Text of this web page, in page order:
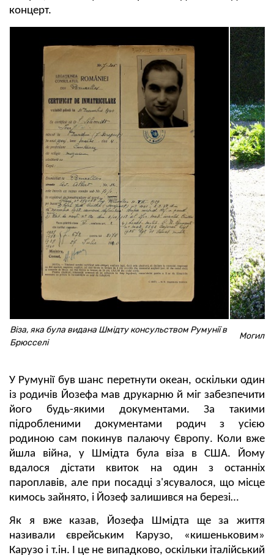
концерт.
Віза, яка була видана Шмідту консульством Румунії в
Брюсселі
Могила
У Румунії був шанс перетнути океан, оскільки один
із родичів Йозефа мав друкарню й міг забезпечити
його будь-якими документами. За такими
підробленими документами родич з усією
родиною сам покинув палаючу Європу. Коли вже
йшла війна, у Шмідта була віза в США. Йому
вдалося дістати квиток на один з останніх
пароплавів, але при посадці з'ясувалося, що місце
кимось зайнято, і Йозеф залишився на березі…
Як я вже казав, Йозефа Шмідта ще за життя
називали єврейським Карузо, «кишеньковим»
Карузо і т.ін. І це не випадково, оскільки італійський